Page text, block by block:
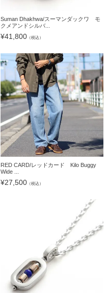
Suman Dhakhwa/スーマンダックワ モ
クメアンドシルバ...
¥41,800 （税込）
RED CARD/レッドカード Kilo Buggy
Wide ...
¥27,500 （税込）